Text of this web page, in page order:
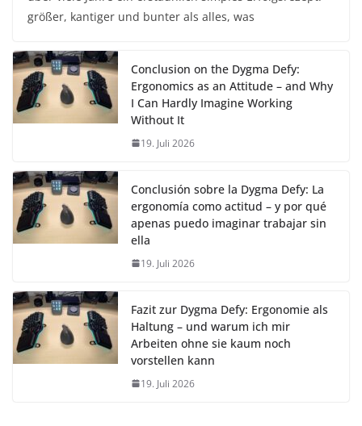
größer, kantiger und bunter als alles, was
Conclusion on the Dygma Defy:
Ergonomics as an Attitude – and Why
I Can Hardly Imagine Working
Without It
19. Juli 2026
Conclusión sobre la Dygma Defy: La
ergonomía como actitud – y por qué
apenas puedo imaginar trabajar sin
ella
19. Juli 2026
Fazit zur Dygma Defy: Ergonomie als
Haltung – und warum ich mir
Arbeiten ohne sie kaum noch
vorstellen kann
19. Juli 2026